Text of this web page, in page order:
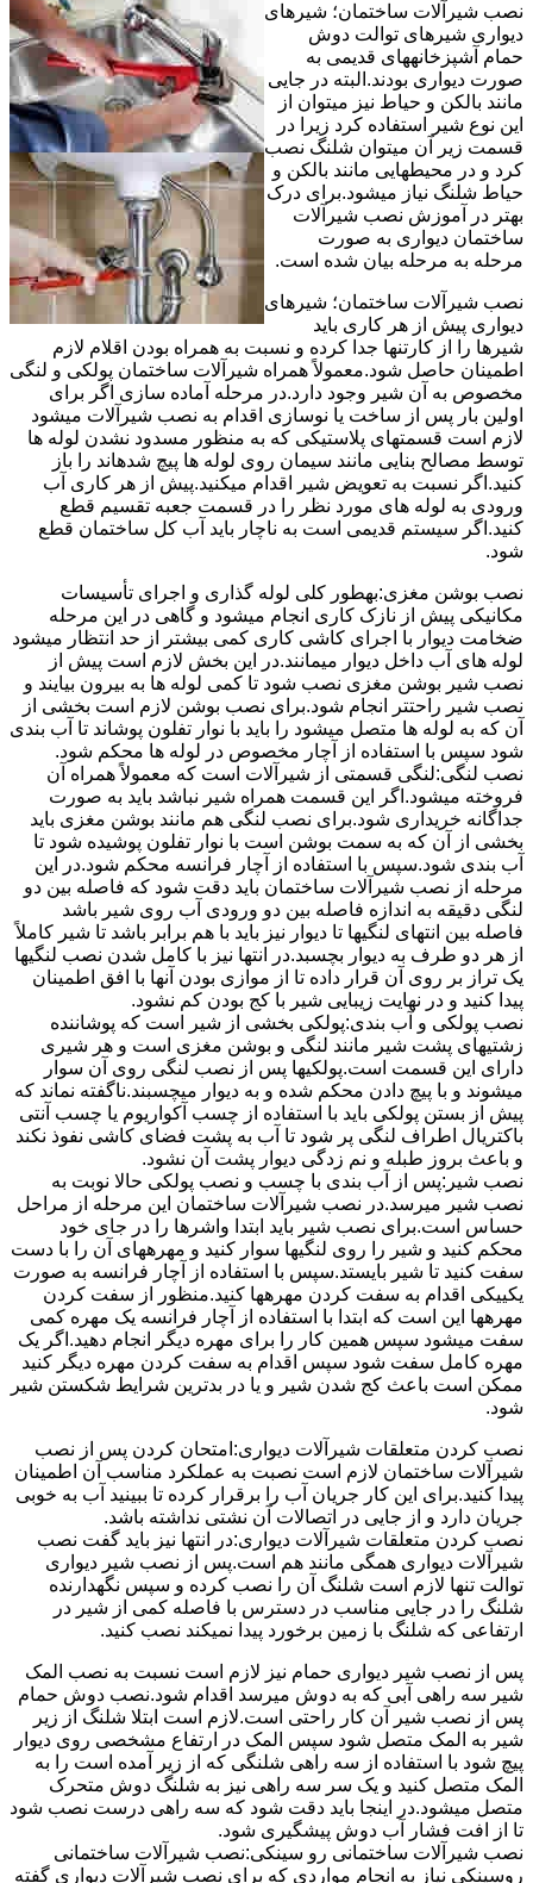
نصب شیرآلات ساختمان؛ شیرهای
دیواری شیرهای توالت دوش
حمام آشپزخانههای قدیمی به
صورت دیواری بودند.البته در جایی
مانند بالکن و حیاط نیز میتوان از
این نوع شیر استفاده کرد زیرا در
قسمت زیر آن میتوان شلنگ نصب
کرد و در محیطهایی مانند بالکن و
حیاط شلنگ نیاز میشود.برای درک
بهتر در آموزش نصب شیرآلات
ساختمان دیواری به صورت
مرحله به مرحله بیان شده است.
نصب شیرآلات ساختمان؛ شیرهای
دیواری پیش از هر کاری باید
شیرها را از کارتنها جدا کرده و نسبت به همراه بودن اقلام لازم
اطمینان حاصل شود.معمولاً همراه شیرآلات ساختمان پولکی و لنگی
مخصوص به آن شیر وجود دارد.در مرحله آماده سازی اگر برای
اولین بار پس از ساخت یا نوسازی اقدام به نصب شیرآلات میشود
لازم است قسمتهای پلاستیکی که به منظور مسدود نشدن لوله ها
توسط مصالح بنایی مانند سیمان روی لوله ها پیچ شدهاند را باز
کنید.اگر نسبت به تعویض شیر اقدام میکنید.پیش از هر کاری آب
ورودی به لوله های مورد نظر را در قسمت جعبه تقسیم قطع
کنید.اگر سیستم قدیمی است به ناچار باید آب کل ساختمان قطع
شود.
نصب بوشن مغزی:بهطور کلی لوله گذاری و اجرای تأسیسات
مکانیکی پیش از نازک کاری انجام میشود و گاهی در این مرحله
ضخامت دیوار با اجرای کاشی کاری کمی بیشتر از حد انتظار میشود
لوله های آب داخل دیوار میمانند.در این بخش لازم است پیش از
نصب شیر بوشن مغزی نصب شود تا کمی لوله ها به بیرون بیایند و
نصب شیر راحتتر انجام شود.برای نصب بوشن لازم است بخشی از
آن که به لوله ها متصل میشود را باید با نوار تفلون پوشاند تا آب بندی
شود سپس با استفاده از آچار مخصوص در لوله ها محکم شود.
نصب لنگی:لنگی قسمتی از شیرآلات است که معمولاً همراه آن
فروخته میشود.اگر این قسمت همراه شیر نباشد باید به صورت
جداگانه خریداری شود.برای نصب لنگی هم مانند بوشن مغزی باید
بخشی از آن که به سمت بوشن است با نوار تفلون پوشیده شود تا
آب بندی شود.سپس با استفاده از آچار فرانسه محکم شود.در این
مرحله از نصب شیرآلات ساختمان باید دقت شود که فاصله بین دو
لنگی دقیقه به اندازه فاصله بین دو ورودی آب روی شیر باشد
فاصله بین انتهای لنگیها تا دیوار نیز باید با هم برابر باشد تا شیر کاملاً
از هر دو طرف به دیوار بچسبد.در انتها نیز با کامل شدن نصب لنگیها
یک تراز بر روی آن قرار داده تا از موازی بودن آنها با افق اطمینان
پیدا کنید و در نهایت زیبایی شیر با کج بودن کم نشود.
نصب پولکی و آب بندی:پولکی بخشی از شیر است که پوشاننده
زشتیهای پشت شیر مانند لنگی و بوشن مغزی است و هر شیری
دارای این قسمت است.پولکیها پس از نصب لنگی روی آن سوار
میشوند و با پیچ دادن محکم شده و به دیوار میچسبند.ناگفته نماند که
پیش از بستن پولکی باید با استفاده از چسب آکواریوم یا چسب آنتی
باکتریال اطراف لنگی پر شود تا آب به پشت فضای کاشی نفوذ نکند
و باعث بروز طبله و نم زدگی دیوار پشت آن نشود.
نصب شیر:پس از آب بندی با چسب و نصب پولکی حالا نوبت به
نصب شیر میرسد.در نصب شیرآلات ساختمان این مرحله از مراحل
حساس است.برای نصب شیر باید ابتدا واشرها را در جای خود
محکم کنید و شیر را روی لنگیها سوار کنید و مهرههای آن را با دست
سفت کنید تا شیر بایستد.سپس با استفاده از آچار فرانسه به صورت
یکییکی اقدام به سفت کردن مهرهها کنید.منظور از سفت کردن
مهرهها این است که ابتدا با استفاده از آچار فرانسه یک مهره کمی
سفت میشود سپس همین کار را برای مهره دیگر انجام دهید.اگر یک
مهره کامل سفت شود سپس اقدام به سفت کردن مهره دیگر کنید
ممکن است باعث کج شدن شیر و یا در بدترین شرایط شکستن شیر
شود.
نصب کردن متعلقات شیرآلات دیواری:امتحان کردن پس از نصب
شیرآلات ساختمان لازم است نصبت به عملکرد مناسب آن اطمینان
پیدا کنید.برای این کار جریان آب را برقرار کرده تا ببینید آب به خوبی
جریان دارد و از جایی در اتصالات آن نشتی نداشته باشد.
نصب کردن متعلقات شیرآلات دیواری:در انتها نیز باید گفت نصب
شیرآلات دیواری همگی مانند هم است.پس از نصب شیر دیواری
توالت تنها لازم است شلنگ آن را نصب کرده و سپس نگهدارنده
شلنگ را در جایی مناسب در دسترس با فاصله کمی از شیر در
ارتفاعی که شلنگ با زمین برخورد پیدا نمیکند نصب کنید.
پس از نصب شیر دیواری حمام نیز لازم است نسبت به نصب المک
شیر سه راهی آبی که به دوش میرسد اقدام شود.نصب دوش حمام
پس از نصب شیر آن کار راحتی است.لازم است ابتلا شلنگ از زیر
شیر به المک متصل شود سپس المک در ارتفاع مشخصی روی دیوار
پیچ شود با استفاده از سه راهی شلنگی که از زیر آمده است را به
المک متصل کنید و یک سر سه راهی نیز به شلنگ دوش متحرک
متصل میشود.در اینجا باید دقت شود که سه راهی درست نصب شود
تا از افت فشار آب دوش پیشگیری شود.
نصب شیرآلات ساختمانی رو سینکی:نصب شیرآلات ساختمانی
روسینکی نیاز به انجام مواردی که برای نصب شیرآلات دیواری گفته